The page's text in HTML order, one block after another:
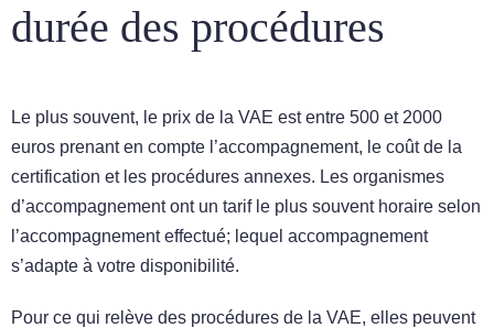
durée des procédures
Le plus souvent, le prix de la VAE est entre 500 et 2000
euros prenant en compte l’accompagnement, le coût de la
certification et les procédures annexes. Les organismes
d’accompagnement ont un tarif le plus souvent horaire selon
l’accompagnement effectué; lequel accompagnement
s’adapte à votre disponibilité.
Pour ce qui relève des procédures de la VAE, elles peuvent